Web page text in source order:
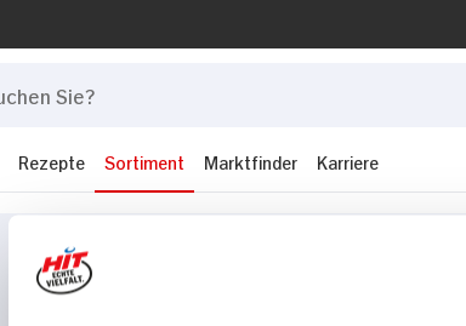
Rezepte Sortiment Marktfinder Karriere